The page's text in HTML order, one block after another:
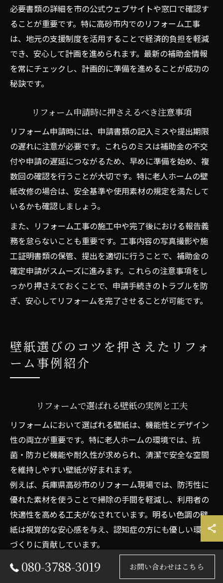
必要書類の詳細を市の公式ウェブサイトや窓口で確認す
ることが重要です。特に高砂市内でのリフォーム工事
は、地元の支援制度を活用することで経済的負担を軽減
でき、安心して計画を進められます。最新の補助金情報
を常にチェックし、計画的に準備を進めることが成功の
秘訣です。
リフォーム申請時に押さえるべき注意事項
リフォーム申請時には、申請書類の記入ミスや提出期限
の遅れに注意が必要です。これらのミスは補助金の不交
付や申請の遅延につながるため、早めに準備を始め、複
数回の確認を行うことが大切です。特に老人ホームの壁
紙改修の場合は、安全基準や使用素材の規定を満たして
いるかも確認しましょう。
また、リフォーム工事の施工中や完了後における報告義
務を怠らないことも重要です。工事内容の写真撮影や施
工証明書類の保管、提出を適切に行うことで、補助金の
確定申請がスムーズに進みます。これらの注意事項をし
っかり押さえておくことで、申請手続きのトラブルを防
ぎ、安心してリフォームを完了させることが可能です。
壁紙選びのコツを押さえたリフォ
ーム事例紹介
リフォームで選ばれる壁紙の実例と工夫
リフォームにおいて選ばれる壁紙は、機能性とデザイン
性の両立が重要です。特に老人ホームの環境では、抗
菌・防カビ機能や耐久性が求められ、清潔で安全な空間
を維持しやすい壁紙が好まれます。
例えば、兵庫県高砂市のリフォーム現場では、防汚性に
優れた素材を使うことで掃除の手間を軽減し、利用者の
快適性を高める工夫がなされています。明るい色調の壁
紙は視覚的な安心感を与え、認知症の方にも優しい環境
づくりに貢献しています。
このように、機能面と心理的効果を考慮した壁紙選び
は、老人ホームのリフォーム成功の鍵となります。選択
080-3788-3019 お問い合わせはこちら